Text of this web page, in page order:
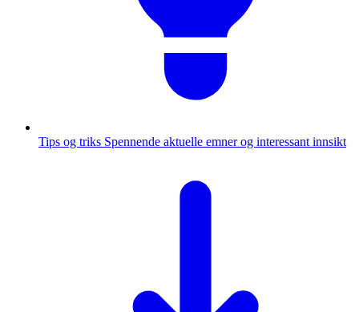
Tips og triks Spennende aktuelle emner og interessant innsikt